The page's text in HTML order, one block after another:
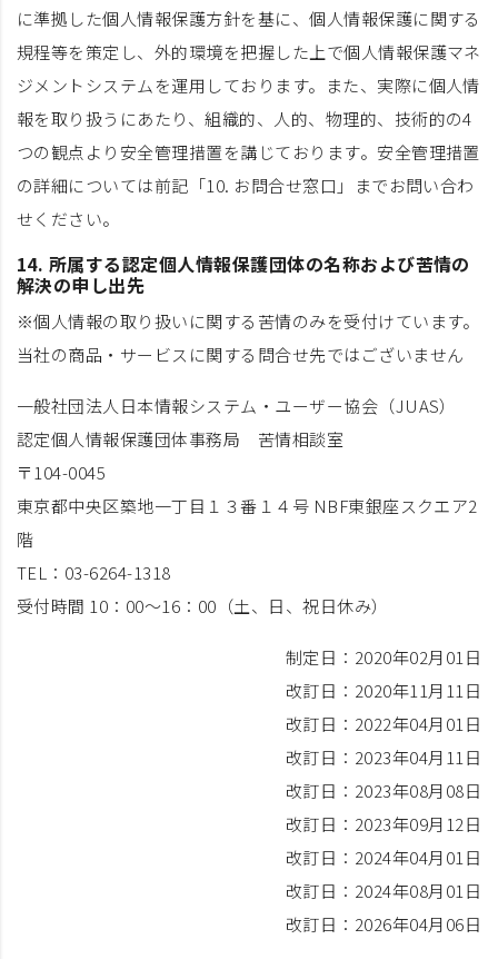
に準拠した個人情報保護方針を基に、個人情報保護に関する
規程等を策定し、外的環境を把握した上で個人情報保護マネ
ジメントシステムを運用しております。また、実際に個人情
報を取り扱うにあたり、組織的、人的、物理的、技術的の4
つの観点より安全管理措置を講じております。安全管理措置
の詳細については前記「10. お問合せ窓口」までお問い合わ
せください。
14. 所属する認定個人情報保護団体の名称および苦情の
解決の申し出先
※個人情報の取り扱いに関する苦情のみを受付けています。
当社の商品・サービスに関する問合せ先ではございません
一般社団法人日本情報システム・ユーザー協会（JUAS）
認定個人情報保護団体事務局 苦情相談室
〒104-0045
東京都中央区築地一丁目１３番１４号 NBF東銀座スクエア2
階
TEL：03-6264-1318
受付時間 10：00～16：00（土、日、祝日休み）
制定日：2020年02月01日
改訂日：2020年11月11日
改訂日：2022年04月01日
改訂日：2023年04月11日
改訂日：2023年08月08日
改訂日：2023年09月12日
改訂日：2024年04月01日
改訂日：2024年08月01日
改訂日：2026年04月06日